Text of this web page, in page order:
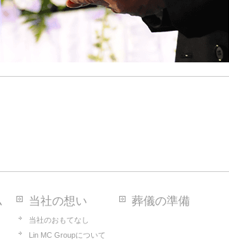
当社の想い
当社のおもてなし
Lin MC Groupについて
葬儀の準備